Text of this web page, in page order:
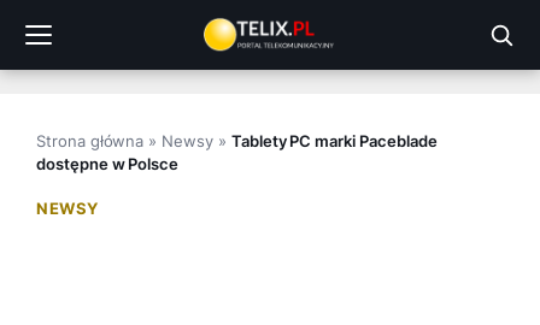
treści
Strona główna » Newsy» Tablety PC marki Paceblade
dostępne w Polsce
NEWSY